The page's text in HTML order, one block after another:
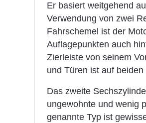
Er basiert weitgehend
Verwendung von zwei
Fahrschemel ist der
Auflagepunkten auch
Zierleiste von seinem
und Türen ist auf
Das zweite
ungewohnte und wenig
genannte Typ ist